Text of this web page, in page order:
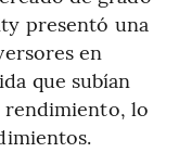
presentó una
en
que subían
rendimiento, lo